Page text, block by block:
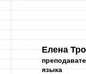
Елена
языка